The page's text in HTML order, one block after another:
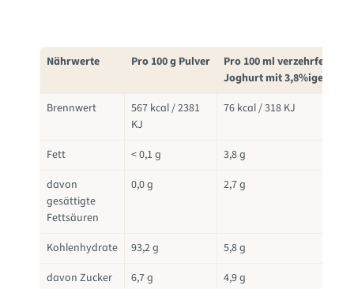
Nährwerte Pro 100 g Pulver
Pro 100 ml verzehrfertiger
Joghurt mit 3,8%iger
Brennwert
567 kcal / 2381
KJ
76 kcal / 318 KJ
Fett < 0,1 g
3,8 g
davon
gesättigte
Fettsäuren
0,0 g 2,7 g
Kohlenhydrate 93,2 g
5,8 g
davon Zucker
6,7 g
4,9 g